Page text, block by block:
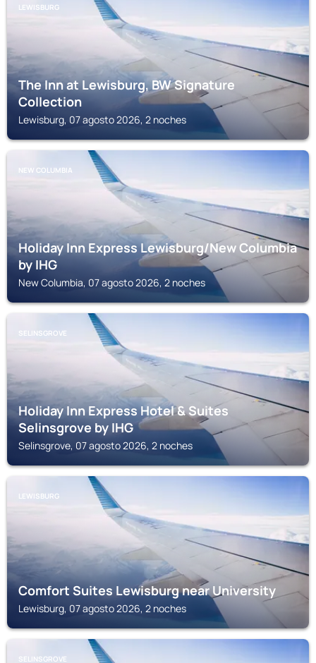
LEWISBURG
The Inn at Lewisburg, BW Signature
Collection
Lewisburg, 07 agosto 2026, 2 noches
NEW COLUMBIA
Holiday Inn Express Lewisburg/New Columbia
by IHG
New Columbia, 07 agosto 2026, 2 noches
SELINSGROVE
Holiday Inn Express Hotel & Suites
Selinsgrove by IHG
Selinsgrove, 07 agosto 2026, 2 noches
LEWISBURG
Comfort Suites Lewisburg near University
Lewisburg, 07 agosto 2026, 2 noches
SELINSGROVE